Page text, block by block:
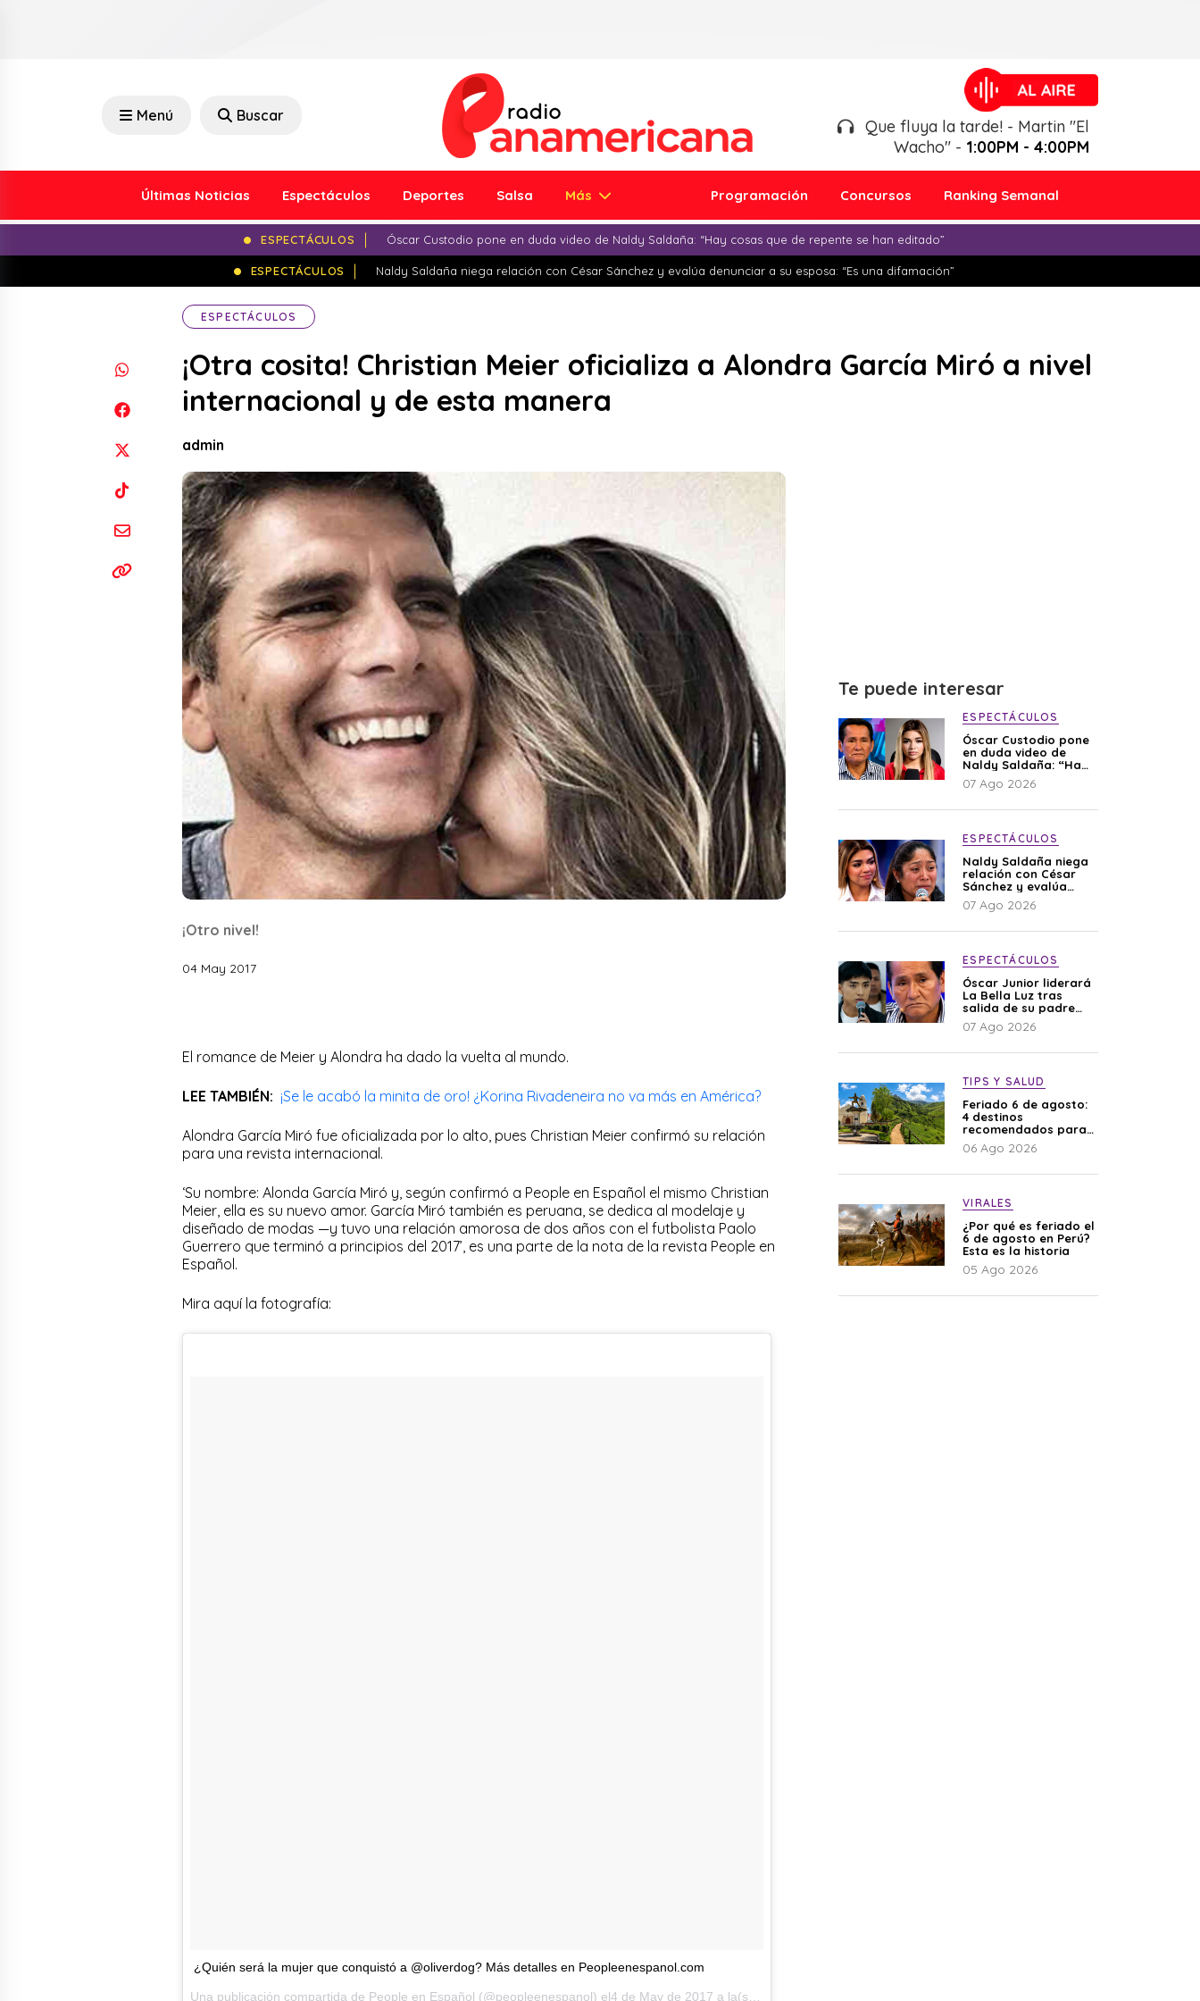
Menú Buscar
Que fluya la tarde! - Martin "El
Wacho" - 1:00PM - 4:00PM
Últimas Noticias Espectáculos Deportes Salsa Más Programación Concursos Ranking Semanal
ESPECTÁCULOS Óscar Custodio pone en duda video de Naldy Saldaña: “Hay cosas que de repente se han editado”
ESPECTÁCULOS Naldy Saldaña niega relación con César Sánchez y evalúa denunciar a su esposa: “Es una difamación”
ESPECTÁCULOS
¡Otra cosita! Christian Meier oficializa a Alondra García Miró a nivel
internacional y de esta manera
admin
¡Otro nivel!
04 May 2017
El romance de Meier y Alondra ha dado la vuelta al mundo.
LEE TAMBIÉN: ¡Se le acabó la minita de oro! ¿Korina Rivadeneira no va más en América?
Alondra García Miró fue oficializada por lo alto, pues Christian Meier confirmó su relación
para una revista internacional.
‘Su nombre: Alonda García Miró y, según confirmó a People en Español el mismo Christian
Meier, ella es su nuevo amor. García Miró también es peruana, se dedica al modelaje y
diseñado de modas —y tuvo una relación amorosa de dos años con el futbolista Paolo
Guerrero que terminó a principios del 2017’, es una parte de la nota de la revista People en
Español.
Mira aquí la fotografía:
¿Quién será la mujer que conquistó a @oliverdog? Más detalles en Peopleenespanol.com
Te puede interesar
ESPECTÁCULOS
Óscar Custodio pone
en duda video de
Naldy Saldaña: “Hay
cosas que de repente
se han editado”
07 Ago 2026
ESPECTÁCULOS
Naldy Saldaña niega
relación con César
Sánchez y evalúa
denunciar a su
esposa: “Es una
07 Ago 2026
ESPECTÁCULOS
Óscar Junior liderará
La Bella Luz tras
salida de su padre
por polémica con
Naldy Saldaña
07 Ago 2026
TIPS Y SALUD
Feriado 6 de agosto:
4 destinos
recomendados para
disfrutar el descanso
06 Ago 2026
VIRALES
¿Por qué es feriado el
6 de agosto en Perú?
Esta es la historia
05 Ago 2026